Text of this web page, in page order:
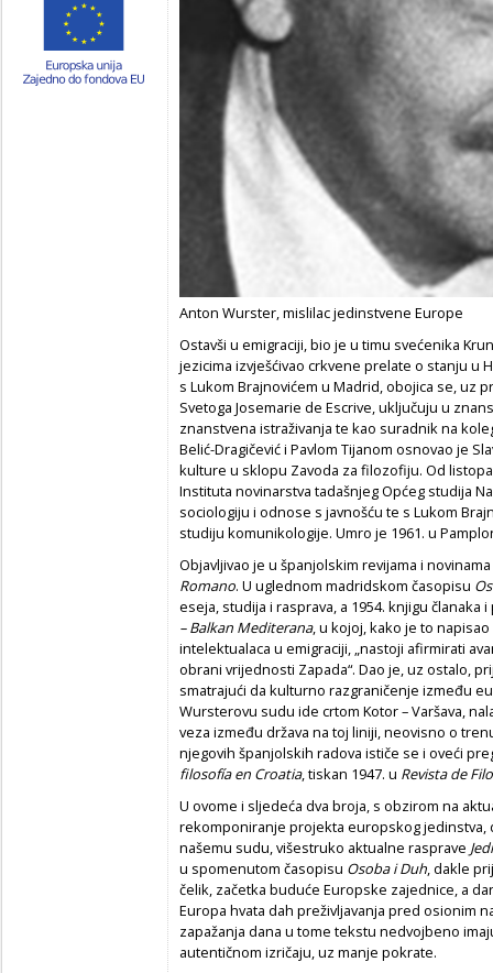
Anton Wurster, mislilac jedinstvene Europe
Ostavši u emigraciji, bio je u timu svećenika
jezicima izvješćivao crkvene prelate o stanju u
s Lukom Brajnovićem u Madrid, obojica se, uz
Svetoga Josemarie de Escrive, uključuju u
znanstvena istraživanja te kao suradnik na
Belić-Dragičević i Pavlom Tijanom osnovao je
kulture u sklopu Zavoda za filozofiju. Od
Instituta novinarstva tadašnjeg Općeg studija
sociologiju i odnose s javnošću te s Lukom
studiju komunikologije. Umro je 1961. u
Objavljivao je u španjolskim revijama i
Romano. U uglednom madridskom časopisu
eseja, studija i rasprava, a 1954. knjigu članaka
– Balkan Mediterana, u kojoj, kako je to
intelektualaca u emigraciji, „nastoji afirmirati
obrani vrijednosti Zapada“. Dao je, uz ostalo,
smatrajući da kulturno razgraničenje između
Wursterovu sudu ide crtom Kotor – Varšava,
veza između država na toj liniji, neovisno o
njegovih španjolskih radova ističe se i oveći
filosofía en Croatia, tiskan 1947. u Revista de
U ovome i sljedeća dva broja, s obzirom na
rekomponiranje projekta europskog jedinstva,
našemu sudu, višestruko aktualne rasprave
u spomenutom časopisu Osoba i Duh, dakle
čelik, začetka buduće Europske zajednice, a
Europa hvata dah preživljavanja pred osionim
zapažanja dana u tome tekstu nedvojbeno
autentičnom izričaju, uz manje pokrate.